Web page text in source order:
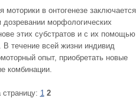
моторики в онтогенезе заключается
морфологических
этих субстратов и с их помощью
В течение всей жизни индивид
опыт, приобретать новые
комбинации.
страницу: 1 2